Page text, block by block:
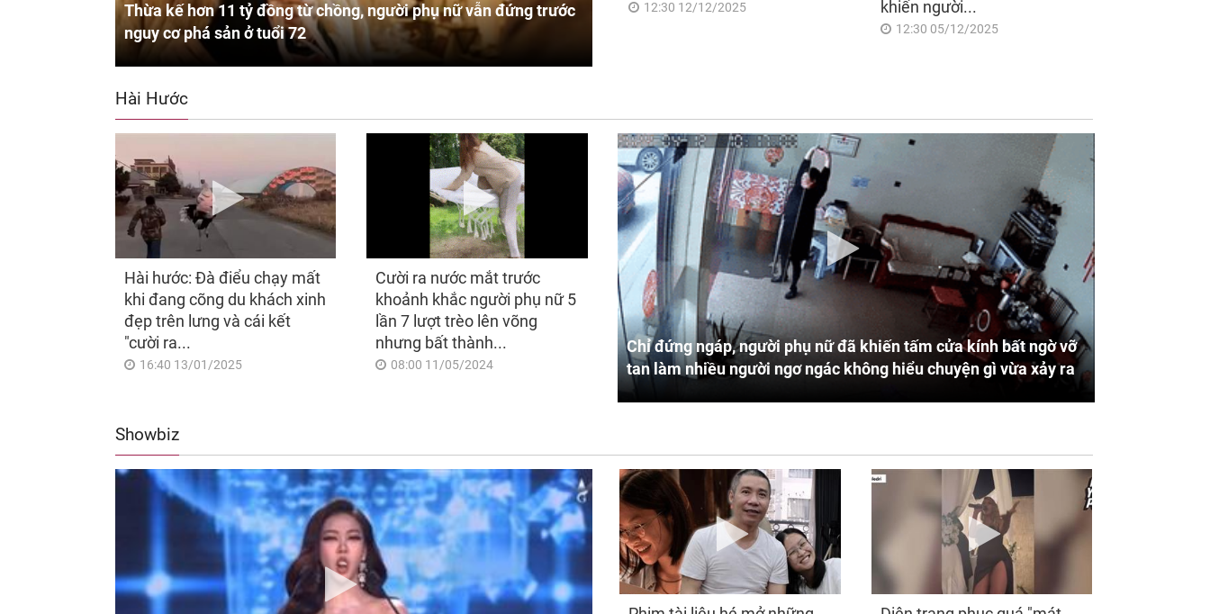
Thừa kế hơn 11 tỷ đồng từ chồng, người phụ nữ vẫn đứng trước
nguy cơ phá sản ở tuổi 72
12:30 12/12/2025
khiến người...
12:30 05/12/2025
Hài Hước
Hài hước: Đà điểu chạy mất
khi đang cõng du khách xinh
đẹp trên lưng và cái kết
"cười ra...
16:40 13/01/2025
Cười ra nước mắt trước
khoảnh khắc người phụ nữ 5
lần 7 lượt trèo lên võng
nhưng bất thành...
08:00 11/05/2024
Chỉ đứng ngáp, người phụ nữ đã khiến tấm cửa kính bất ngờ vỡ
tan làm nhiều người ngơ ngác không hiểu chuyện gì vừa xảy ra
Showbiz